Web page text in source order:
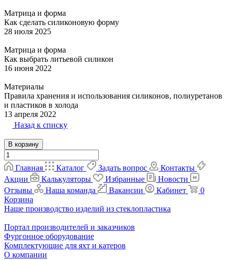
Матрица и форма
Как сделать силиконовую форму
28 июля 2025
Матрица и форма
Как выбрать литьевой силикон
16 июня 2022
Материалы
Правила хранения и использования силиконов, полиуретанов
и пластиков в холода
13 апреля 2022
Назад к списку
В корзину
Главная Каталог Задать вопрос
Контакты
Акции
Калькуляторы Избранные
Новости
Отзывы
Наша команда Вакансии Кабинет
0
Корзина
Наше производство изделий из стеклопластика
Портал производителей и заказчиков
Фургонное оборудование
Комплектующие для яхт и катеров
О компании